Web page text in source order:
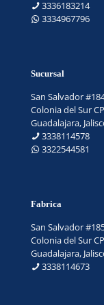
3336183214
3334967796
Sucursal
San Salvador
Colonia del Sur
Guadalajara,
3338114578
3322544581
Fabrica
San Salvador
Colonia del Sur
Guadalajara,
3338114673